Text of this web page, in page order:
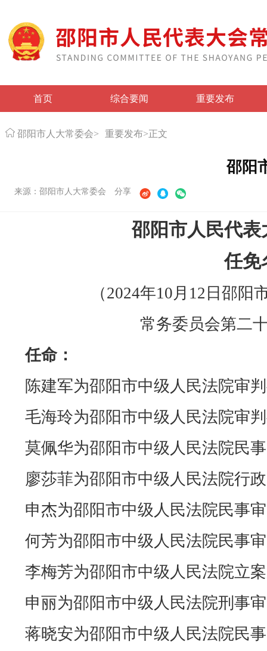
首页 综合要闻 重要发布
邵阳市人大常委会> 重要发布>正文
邵阳
来源：邵阳市人大常委会 分享
邵阳市人民代
任免
（2024年10月12日邵
常务委员会第二
任命：
陈建军为邵阳市中级人民法院审
毛海玲为邵阳市中级人民法院审
莫佩华为邵阳市中级人民法院民
廖莎菲为邵阳市中级人民法院行
申杰为邵阳市中级人民法院民事
何芳为邵阳市中级人民法院民事
李梅芳为邵阳市中级人民法院立
申丽为邵阳市中级人民法院刑事
蒋晓安为邵阳市中级人民法院民